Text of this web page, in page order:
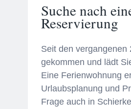
Suche nach
Reservierung
Seit den vergangenen
gekommen und lädt
Eine Ferienwohnung
Urlaubsplanung und
Frage auch in